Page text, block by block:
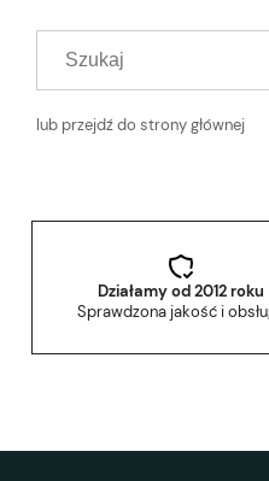
Wybierz coś dla siebie z
zaloguj się, aby
lub przejdź do strony głównej
Działamy od 2012 roku
Sprawdzona jakość i